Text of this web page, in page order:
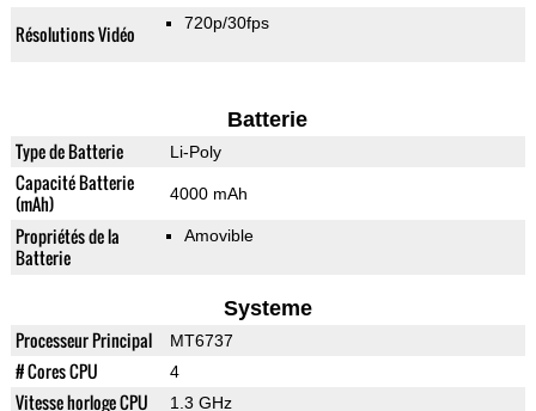
Résolutions Vidéo 720p/30fps
Batterie
Type de Batterie Li-Poly
Capacité Batterie
(mAh)
4000 mAh
Propriétés de la
Batterie
Amovible
Systeme
Processeur Principal MT6737
# Cores CPU 4
Vitesse horloge CPU 1.3 GHz